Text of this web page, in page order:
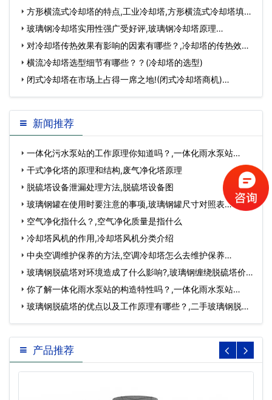
方形横流式冷却塔的特点,工业冷却塔,方形横流式冷却塔填
料…玻璃钢冷却塔实用性强广受好评,玻璃钢冷却塔原理…
对冷却塔传热效果有影响的因素有哪些？,冷却塔的传热效率
取决于…
横流冷却塔选型细节有哪些？？(冷却塔的选型)
闭式冷却塔在市场上占得一席之地!(闭式冷却塔商机)…
新闻推荐
一体化污水泵站的工作原理你知道吗？,一体化雨水泵站…
干式净化塔的原理和结构,废气净化塔原理
脱硫塔设备泄漏处理方法,脱硫塔设备图
玻璃钢罐在使用时要注意的事项,玻璃钢罐尺寸对照表…
空气净化指什么？,空气净化质量是指什么
冷却塔风机的作用,冷却塔风机分类介绍
中央空调维护保养的方法,空调冷却塔怎么去维护保养…
玻璃钢脱硫塔对环境造成了什么影响?,玻璃钢缠绕脱硫塔价
格…你了解一体化雨水泵站的构造特性吗？,一体化雨水泵站…
玻璃钢脱硫塔的优点以及工作原理有哪些？,二手玻璃钢脱硫
塔…
产品推荐